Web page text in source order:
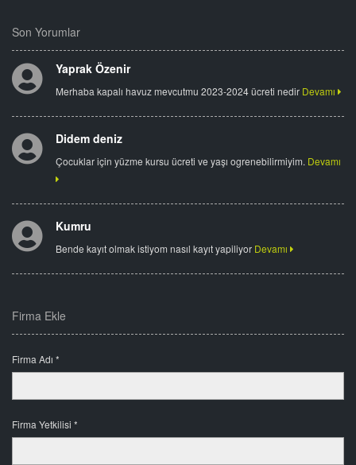
Son Yorumlar
Yaprak Özenir
Merhaba kapalı havuz mevcutmu 2023-2024 ücreti nedir Devamı
Didem deniz
Çocuklar için yüzme kursu ücreti ve yaşı ogrenebilirmiyim. Devamı
Kumru
Bende kayıt olmak istiyom nasıl kayıt yapiliyor Devamı
Firma Ekle
Firma Adı *
Firma Yetkilisi *